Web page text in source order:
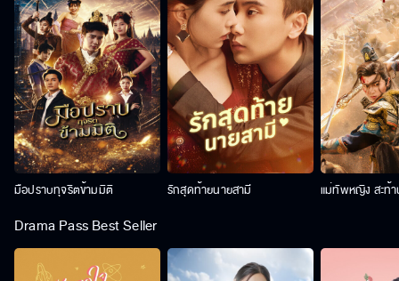
มือปราบทุจริตข้ามมิติ รักสุดท้ายนายสามี แม่ทัพหญิง สะท้
Drama Pass Best Seller